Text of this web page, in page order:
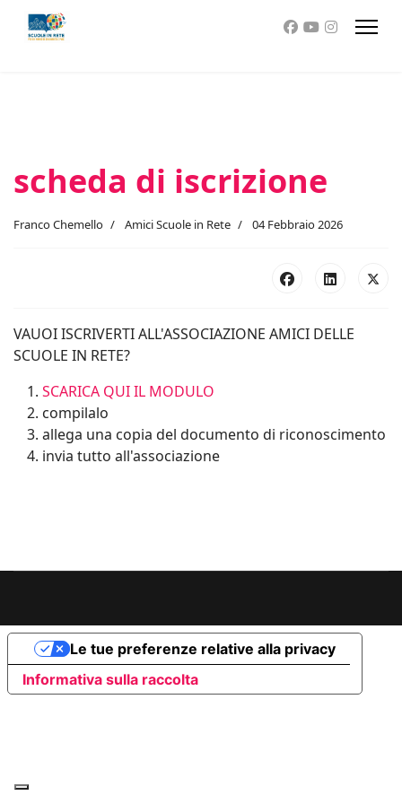
scheda di iscrizione
Franco Chemello Amici Scuole in Rete 04 Febbraio 2026
VAUOI ISCRIVERTI ALL'ASSOCIAZIONE AMICI DELLE
SCUOLE IN RETE?
SCARICA QUI IL MODULO
compilalo
allega una copia del documento di riconoscimento
invia tutto all'associazione
Informativa sulla raccolta
Le tue preferenze relative alla privacy